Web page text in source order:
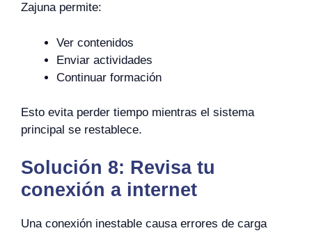
Zajuna permite:
Ver contenidos
Enviar actividades
Continuar formación
Esto evita perder tiempo mientras el sistema
principal se restablece.
Solución 8: Revisa tu
conexión a internet
Una conexión inestable causa errores de carga